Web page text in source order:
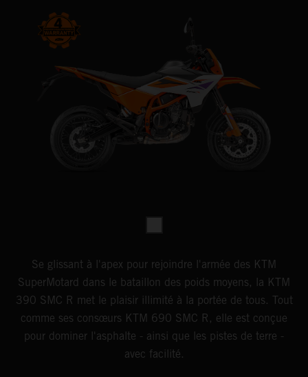
Se glissant à l'apex pour rejoindre l'armée des KTM
SuperMotard dans le bataillon des poids moyens, la KTM
390 SMC R met le plaisir illimité à la portée de tous. Tout
comme ses consœurs KTM 690 SMC R, elle est conçue
pour dominer l'asphalte - ainsi que les pistes de terre -
avec facilité.